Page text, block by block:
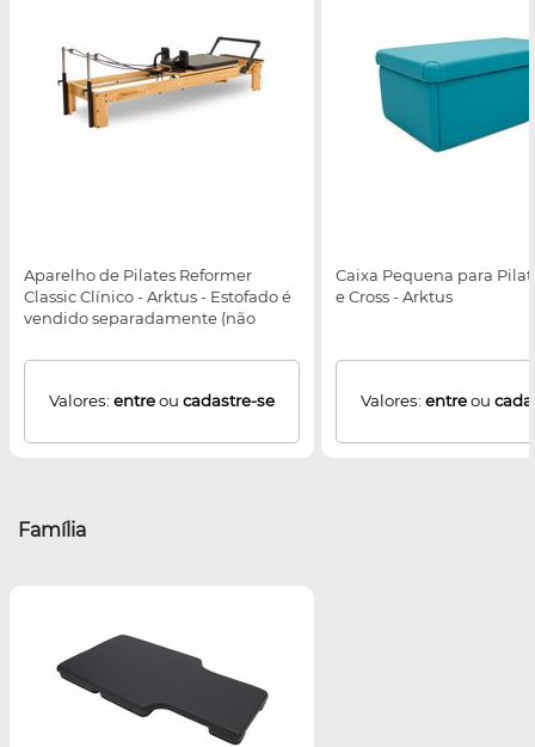
Aparelho de Pilates Reformer
Classic Clínico - Arktus - Estofado é
vendido separadamente (não
Valores: entreou cadastre-se
Caixa Pequena para
e Cross - Arktus
Valores: entreou
Família